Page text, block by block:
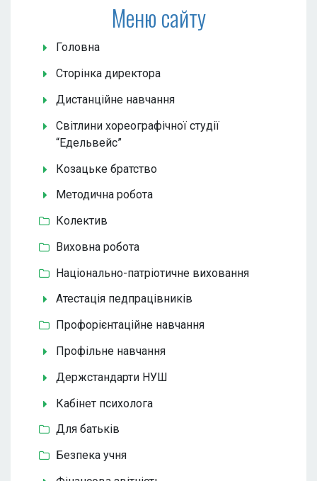
Меню сайту
Головна
Сторінка директора
Дистанційне навчання
Світлини хореографічної студії
“Едельвейс”
Козацьке братство
Методична робота
Колектив
Виховна робота
Національно-патріотичне виховання
Атестація педпрацівників
Профорієнтаційне навчання
Профільне навчання
Держстандарти НУШ
Кабінет психолога
Для батьків
Безпека учня